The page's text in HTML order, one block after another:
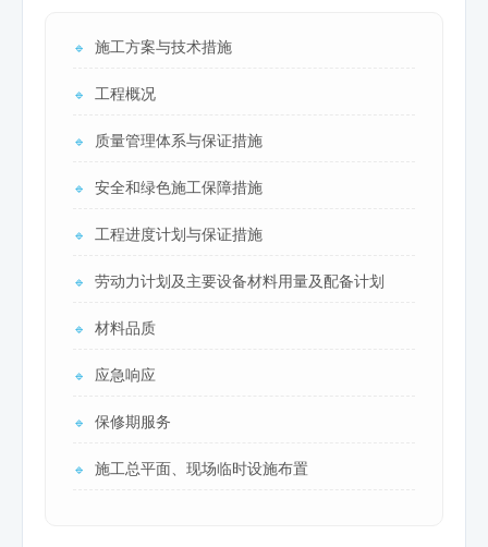
🔹 施工方案与技术措施
🔹 工程概况
🔹 质量管理体系与保证措施
🔹 安全和绿色施工保障措施
🔹 工程进度计划与保证措施
🔹 劳动力计划及主要设备材料用量及配备计划
🔹 材料品质
🔹 应急响应
🔹 保修期服务
🔹 施工总平面、现场临时设施布置